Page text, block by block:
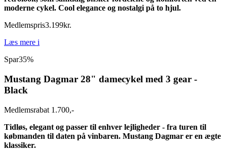
moderne cykel. Cool elegance og nostalgi på to hjul.
Medlemspris3.199kr.
Læs mere i
Spar35%
Mustang Dagmar 28" damecykel med 3 gear -
Black
Medlemsrabat 1.700,-
Tidløs, elegant og passer til enhver lejligheder - fra turen til
købmanden til daten på vinbaren. Mustang Dagmar er en ægte
klassiker.